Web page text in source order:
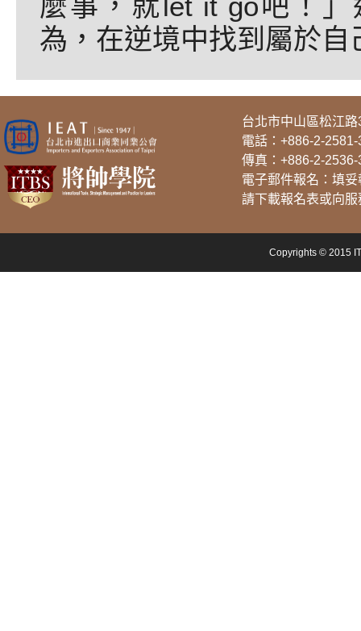
為，在逆境中找到屬於
台北市中山區松江路
電話： +886-2-2581-
傳真：+886-2-2536-
電子郵件報名：填
請下載報名表或向
Copyrights © 2015